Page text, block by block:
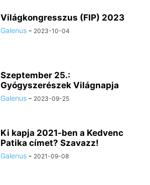
Világkongresszus ­(FIP) 2023
Galenus - 2023-10-04
Szeptember 25.:
Gyógyszerészek Világnapja
Galenus - 2023-09-25
Ki kapja 2021-ben a Kedvenc
Patika címet? Szavazz!
Galenus - 2021-09-08